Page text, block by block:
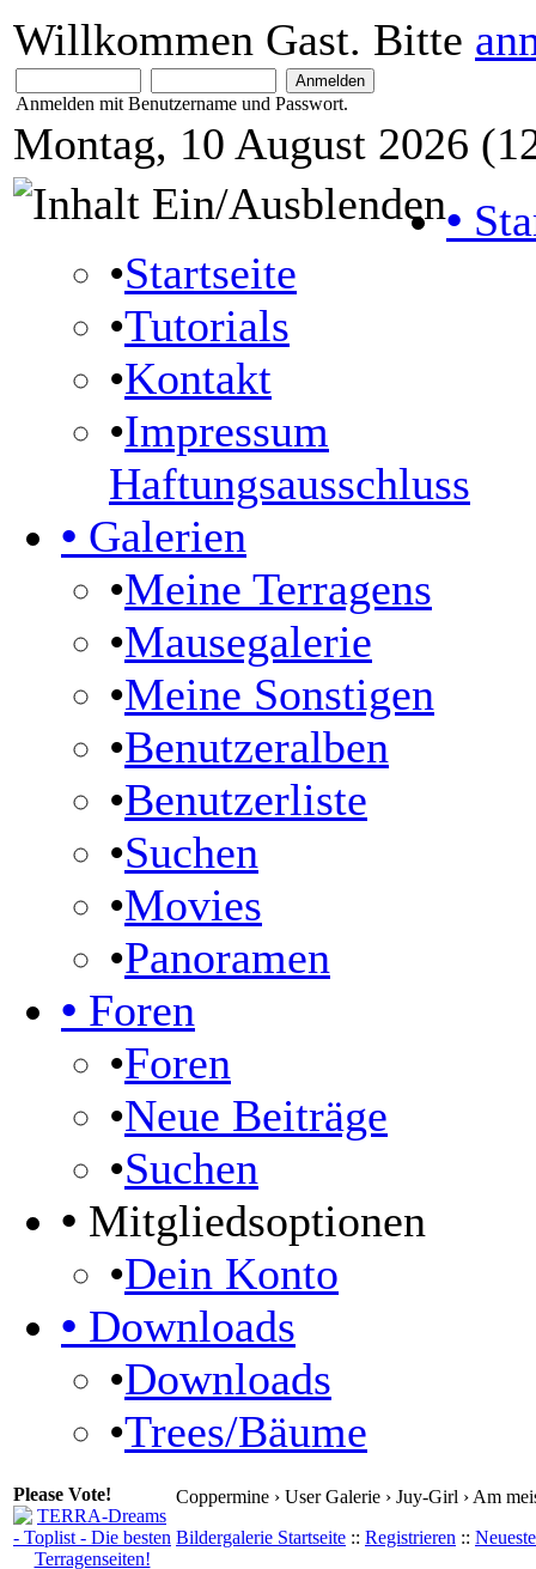
Willkommen Gast. Bitte
Anmelden mit Benutzername und Passwort.
Montag, 10 August 2026
•
•Startseite
•Tutorials
•Kontakt
•Impressum
Haftungsausschluss
• Galerien
•Meine Terragens
•Mausegalerie
•Meine Sonstigen
•Benutzeralben
•Benutzerliste
•Suchen
•Movies
•Panoramen
• Foren
•Foren
•Neue Beiträge
•Suchen
• Mitgliedsoptionen
•Dein Konto
• Downloads
•Downloads
•Trees/Bäume
Please Vote!
Coppermine › User Galerie › Juy-Girl › Am
Bildergalerie Startseite :: Registrieren ::